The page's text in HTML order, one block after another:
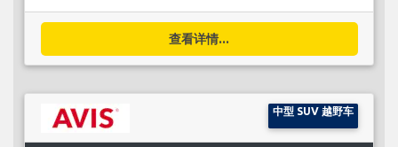
查看详情...
中型 SUV 越野车